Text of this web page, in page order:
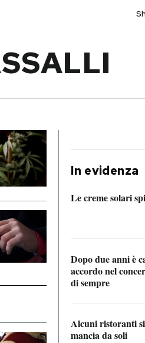
In evidenza
Le creme solari
Dopo due anni è
accordo nel
di sempre
Alcuni ristoranti
mancia da soli